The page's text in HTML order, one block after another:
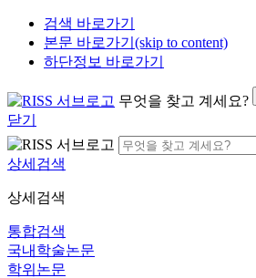
검색 바로가기
본문 바로가기(skip to content)
하단정보 바로가기
무엇을 찾고 계세요?
닫기
상세검색
상세검색
통합검색
국내학술논문
학위논문